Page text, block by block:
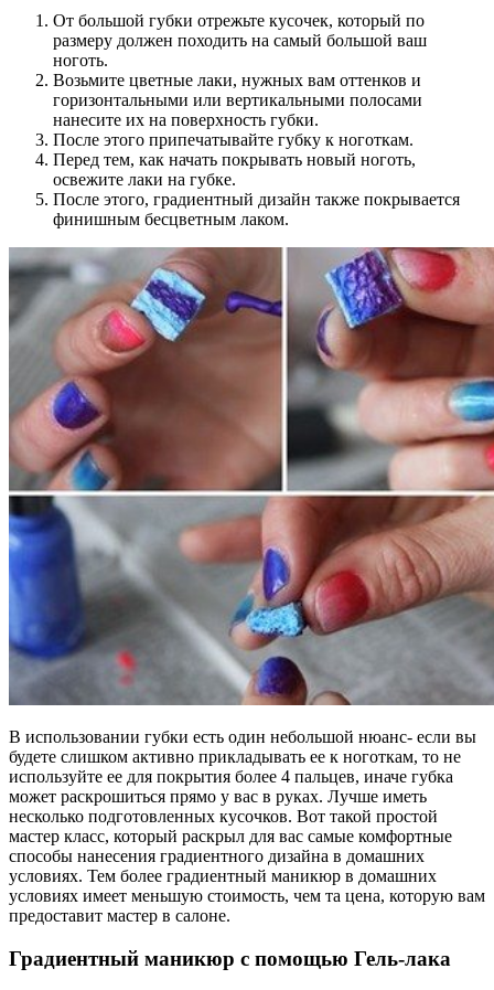
От большой губки отрежьте кусочек, который по
размеру должен походить на самый большой ваш
ноготь.
Возьмите цветные лаки, нужных вам оттенков и
горизонтальными или вертикальными полосами
нанесите их на поверхность губки.
После этого припечатывайте губку к ноготкам.
Перед тем, как начать покрывать новый ноготь,
освежите лаки на губке.
После этого, градиентный дизайн также покрывается
финишным бесцветным лаком.
В использовании губки есть один небольшой нюанс- если вы
будете слишком активно прикладывать ее к ноготкам, то не
используйте ее для покрытия более 4 пальцев, иначе губка
может раскрошиться прямо у вас в руках. Лучше иметь
несколько подготовленных кусочков. Вот такой простой
мастер класс, который раскрыл для вас самые комфортные
способы нанесения градиентного дизайна в домашних
условиях. Тем более градиентный маникюр в домашних
условиях имеет меньшую стоимость, чем та цена, которую вам
предоставит мастер в салоне.
Градиентный маникюр с помощью Гель-лака